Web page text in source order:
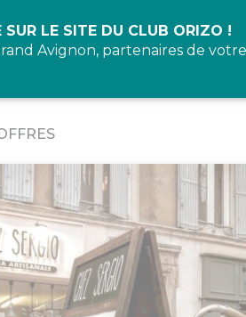
SUR LE SITE DU CLUB ORIZO !
Avignon, partenaires de